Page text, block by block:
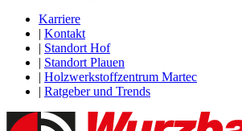
Karriere
| Kontakt
| Standort Hof
| Standort Plauen
| Holzwerkstoffzentrum Martec
| Ratgeber und Trends